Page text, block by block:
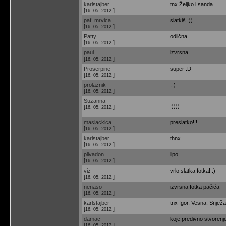
karlstajber
[16. 05. 2012. ]
tnx Željko i sanda
paf_mrvica
[16. 05. 2012. ]
slatkiš :))
Patty
[16. 05. 2012. ]
odlična
paul
[16. 05. 2012. ]
izvrsna..
Proserpine
[16. 05. 2012. ]
super :D
prolaznik
[16. 05. 2012. ]
:-)
Suzanna
[16. 05. 2012. ] :))))
maslackica
[16. 05. 2012. ]
preslatko!!!
karlstajber
[16. 05. 2012. ]
thnx
plivadon
[16. 05. 2012. ]
lipo
viz
[16. 05. 2012. ]
vrlo slatka fotka! :)
nenaso
[16. 05. 2012. ]
izvrsna fotka pačića
karlstajber
[16. 05. 2012. ]
tnx Igor, Vesna,
damac
koje predivno